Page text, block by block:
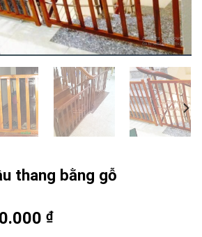
thang bằng gỗ
₫Giá